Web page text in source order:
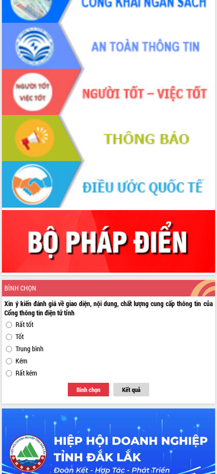
BÌNH CHỌN
Xin ý kiến đánh giá về giao diện, nội dung, chất lượng cung cấp thông tin của
Cổng thông tin điện tử tỉnh
Rất tốt
Tốt
Trung bình
Kém
Rất kém
Bình chọn Kết quả